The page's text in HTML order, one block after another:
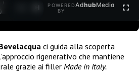
/
POWERED
BY
AdhubMedia
ci guida alla scoperta
l’approccio rigenerativo che mantiene
grazie ai filler Made in Italy.